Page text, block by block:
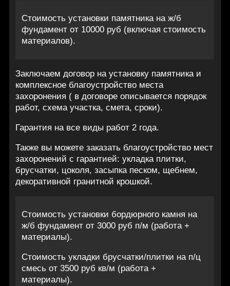
Стоимость установки памятника на ж/б
фундамент от 10000 руб (включая стоимость
материалов).
Заключаем договор на установку памятника и
комплексное благоустройство места
захоронения ( в договоре описывается порядок
работ, схема участка, смета, сроки).
Гарантия на все виды работ 2 года.
Также вы можете заказать благоустройство мест
захоронений с гарантией: укладка плитки,
брусчатки, цоколя, засыпка песком, щебнем,
декоративной гранитной крошкой.
Стоимость установки бордюрного камня на
ж/б фундамент от 3000 руб п/м (работа +
материалы).
Стоимость укладки брусчатки/плитки на п/ц
смесь от 3500 руб кв/м (работа +
материалы).